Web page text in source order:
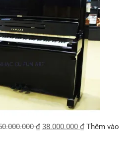
₫ 38.000.000 ₫ Thêm vào